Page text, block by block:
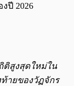
ปี 2026
ติสูงสุดใหม่ใน
ท้ายของวัฏจักร